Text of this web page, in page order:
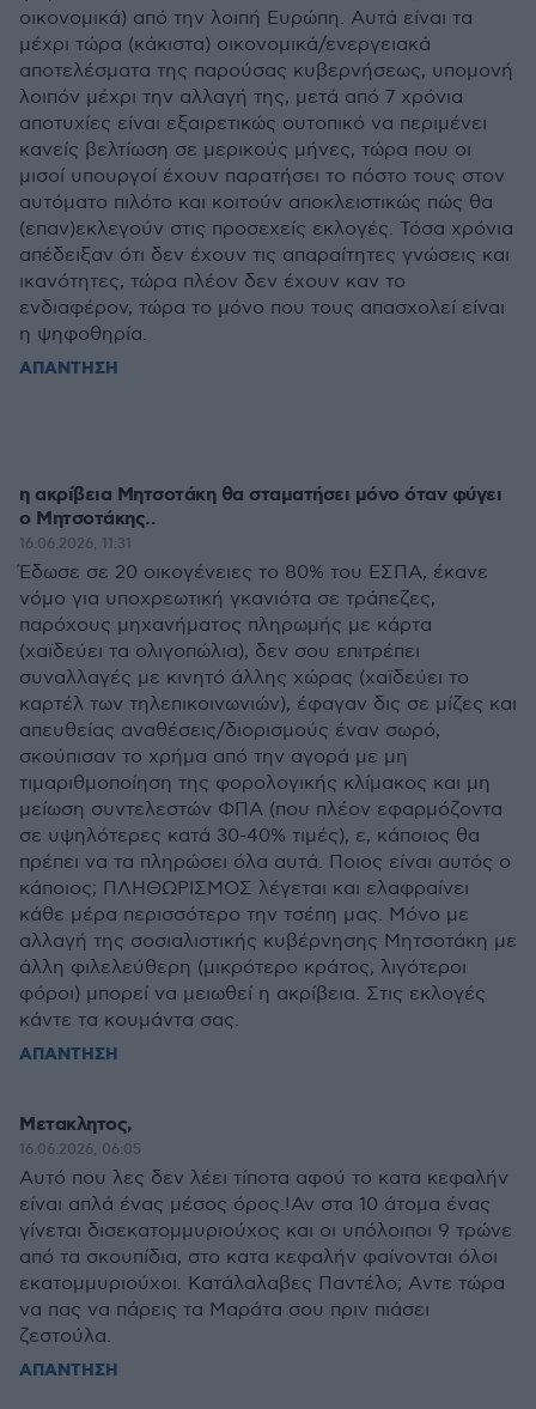
οικονομικά) από την λοιπή Ευρώπη. Αυτά είναι τα
μέχρι τώρα (κάκιστα) οικονομικά/ενεργειακά
αποτελέσματα της παρούσας κυβερνήσεως, υπομονή
λοιπόν μέχρι την αλλαγή της, μετά από 7 χρόνια
αποτυχίες είναι εξαιρετικώς ουτοπικό να περιμένει
κανείς βελτίωση σε μερικούς μήνες, τώρα που οι
μισοί υπουργοί έχουν παρατήσει το πόστο τους στον
αυτόματο πιλότο και κοιτούν αποκλειστικώς πώς θα
(επαν)εκλεγούν στις προσεχείς εκλογές. Τόσα χρόνια
απέδειξαν ότι δεν έχουν τις απαραίτητες γνώσεις και
ικανότητες, τώρα πλέον δεν έχουν καν το
ενδιαφέρον, τώρα το μόνο που τους απασχολεί είναι
η ψηφοθηρία.
ΑΠΑΝΤΗΣΗ
η ακρίβεια Μητσοτάκη θα σταματήσει μόνο όταν φύγει
ο Μητσοτάκης..
16.06.2026, 11:31
Έδωσε σε 20 οικογένειες το 80% του ΕΣΠΑ, έκανε
νόμο για υποχρεωτική γκανιότα σε τράπεζες,
παρόχους μηχανήματος πληρωμής με κάρτα
(χαϊδεύει τα ολιγοπώλια), δεν σου επιτρέπει
συναλλαγές με κινητό άλλης χώρας (χαϊδεύει το
καρτέλ των τηλεπικοινωνιών), έφαγαν δις σε μίζες και
απευθείας αναθέσεις/διορισμούς έναν σωρό,
σκούπισαν το χρήμα από την αγορά με μη
τιμαριθμοποίηση της φορολογικής κλίμακος και μη
μείωση συντελεστών ΦΠΑ (που πλέον εφαρμόζοντα
σε υψηλότερες κατά 30-40% τιμές), ε, κάποιος θα
πρέπει να τα πληρώσει όλα αυτά. Ποιος είναι αυτός ο
κάποιος; ΠΛΗΘΩΡΙΣΜΟΣ λέγεται και ελαφραίνει
κάθε μέρα περισσότερο την τσέπη μας. Μόνο με
αλλαγή της σοσιαλιστικής κυβέρνησης Μητσοτάκη με
άλλη φιλελεύθερη (μικρότερο κράτος, λιγότεροι
φόροι) μπορεί να μειωθεί η ακρίβεια. Στις εκλογές
κάντε τα κουμάντα σας.
ΑΠΑΝΤΗΣΗ
Μετακλητος,
16.06.2026, 06:05
Αυτό που λες δεν λέει τίποτα αφού το κατα κεφαλήν
είναι απλά ένας μέσος όρος.!Αν στα 10 άτομα ένας
γίνεται δισεκατομμυριούχος και οι υπόλοιποι 9 τρώνε
από τα σκουπίδια, στο κατα κεφαλήν φαίνονται όλοι
εκατομμυριούχοι. Κατάλαλαβες Παντέλο; Aντε τώρα
να πας να πάρεις τα Μαράτα σου πριν πιάσει
ζεστούλα.
ΑΠΑΝΤΗΣΗ